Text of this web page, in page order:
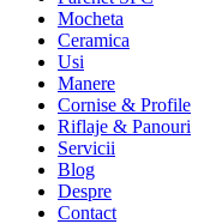
Mocheta
Ceramica
Usi
Manere
Cornise & Profile
Riflaje & Panouri
Servicii
Blog
Despre
Contact